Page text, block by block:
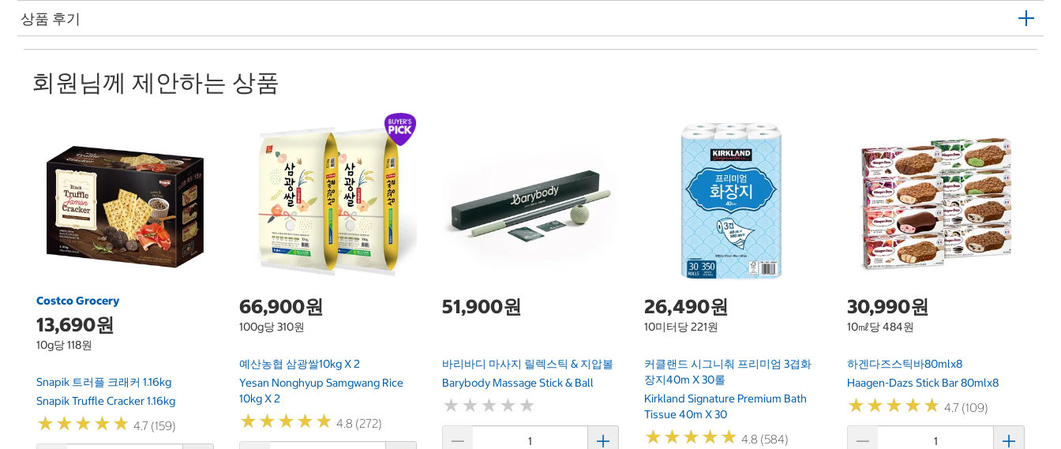
상품 후기
회원님께 제안하는 상품
Costco Grocery
13,690원
10g당 118원
Snapik 트러플 크래커 1.16kg
Snapik Truffle Cracker 1.16kg
★★★★★
★★★★★ 4.7 (159)
66,900원
100g당 310원
예산농협 삼광쌀10kg X 2
Yesan Nonghyup Samgwang Rice
10kg X 2
★★★★★
★★★★★ 4.8 (272)
51,900원
바리바디 마사지 릴렉스틱 & 지압볼
Barybody Massage Stick & Ball
★ ★ ★ ★ ★
★ ★ ★ ★ ★
26,490원
10미터당 221원
커클랜드 시그니춰 프리미엄 3겹화
장지40m X 30롤
Kirkland Signature Premium Bath
Tissue 40m X 30
★★★★★
★★★★★ 4.8 (584)
30,990원
10㎖당 484원
하겐다즈스틱바80mlx8
Haagen-Dazs Stick Bar 80mlx8
★★★★★
★★★★★ 4.7 (109)